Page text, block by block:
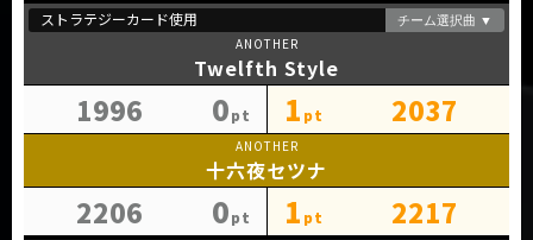
Twelfth Style
1996 0 2037
1
十六夜セツナ
2206 0 2217
1